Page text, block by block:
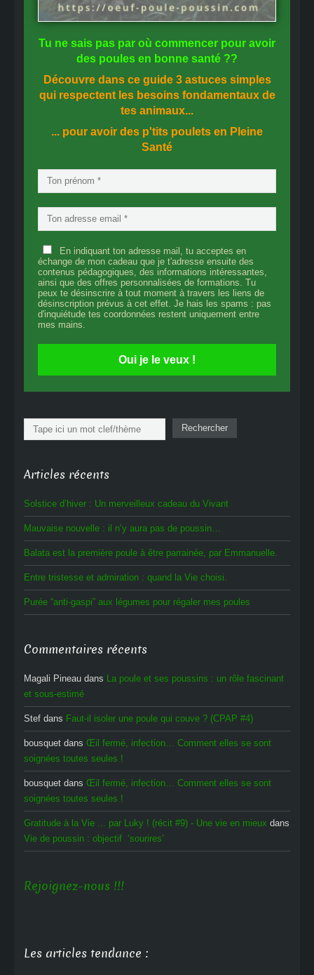
Tu ne sais pas par où commencer pour avoir
des poules en bonne santé ??
Découvre dans ce guide 3 astuces simples
qui respectent les besoins fondamentaux de
tes animaux...
... pour avoir des p'tits poulets en Pleine
Santé
En indiquant ton adresse mail, tu acceptes en
échange de mon cadeau que je t'adresse ensuite des
contenus pédagogiques, des informations intéressantes,
ainsi que des offres personnalisées de formations. Tu
peux te désinscrire à tout moment à travers les liens de
désinscription prévus à cet effet. Je hais les spams : pas
d'inquiétude tes coordonnées restent uniquement entre
mes mains.
Oui je le veux !
Rechercher Rechercher
Articles récents
Solstice d’hiver : Un merveilleux cadeau du Vivant
Mauvaise nouvelle : il n’y aura pas de poussin…
Balata est la première poule à être parrainée, par Emmanuelle.
Entre tristesse et admiration : quand la Vie choisi.
Purée “anti-gaspi” aux légumes pour régaler mes poules
Commentaires récents
Magali Pineau dans La poule et ses poussins : un rôle fascinant
et sous-estimé
Stef dans Faut-il isoler une poule qui couve ? (CPAP #4)
bousquet dans Œil fermé, infection… Comment elles se sont
soignées toutes seules !
bousquet dans Œil fermé, infection… Comment elles se sont
soignées toutes seules !
Gratitude à la Vie ... par Luky ! (récit #9) - Une vie en mieux dans
Vie de poussin : objectif ‘sourires’
Rejoignez-nous !!!
Les articles tendance :